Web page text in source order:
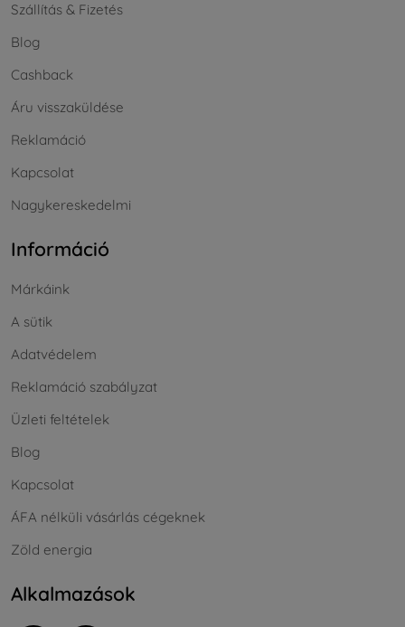
Szállítás & Fizetés
Blog
Cashback
Áru visszaküldése
Reklamáció
Kapcsolat
Nagykereskedelmi
Információ
Márkáink
A sütik
Adatvédelem
Reklamáció szabályzat
Üzleti feltételek
Blog
Kapcsolat
ÁFA nélküli vásárlás cégeknek
Zöld energia
Alkalmazások